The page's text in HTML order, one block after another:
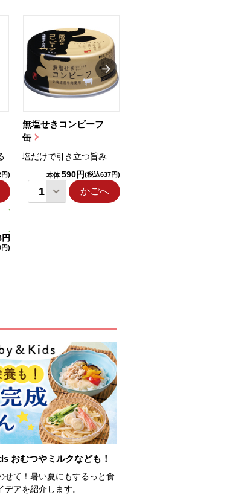
)
)
無塩せきコンビーフ
缶
塩だけで引き立つ旨み
本体 590円(税込637円)
かごへ
おむつやミルクなども！
せて！暑い夏にもするっと食
アを紹介します。